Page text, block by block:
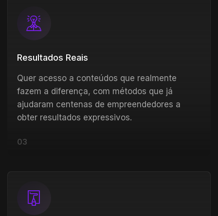
Resultados Reais
Quer acesso a conteúdos que realmente
fazem a diferença, com métodos que já
ajudaram centenas de empreendedores a
obter resultados expressivos.
03